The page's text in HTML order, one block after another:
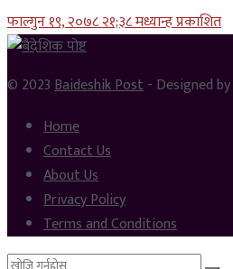
फाल्गुन १९, २०७८ २१;३८ मध्यान्ह प्रकाशित
© 2023Baideshik Post- Designed by
Home
Contact Us
About Us
Privacy Policy
Terms and Conditions